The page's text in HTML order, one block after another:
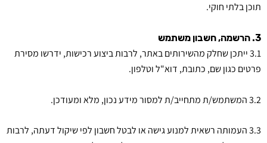
תוכן בלתי חוקי.
3. הרשמה, חשבון משתמש
3.1 ייתכן שחלק מהשירותים באתר, לרבות ביצוע רכישות, ידרשו מסירת
פרטים כגון שם, כתובת, דוא"ל וטלפון.
3.2 המשתמש/ת מתחייב/ת למסור מידע נכון, מלא ומעודכן.
3.3 העמותה רשאית למנוע גישה או לבטל חשבון לפי שיקול דעתה, לרבות